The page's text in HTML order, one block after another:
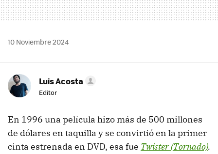
10 Noviembre 2024
Luis Acosta
Editor
En 1996 una película hizo más de 500 millones
de dólares en taquilla y se convirtió en la primer
cinta estrenada en DVD, esa fue Twister (Tornado).